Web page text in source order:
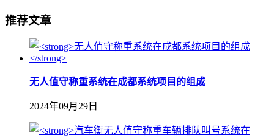
推荐文章
无人值守称重系统在成都系统项目的组成
2024年09月29日